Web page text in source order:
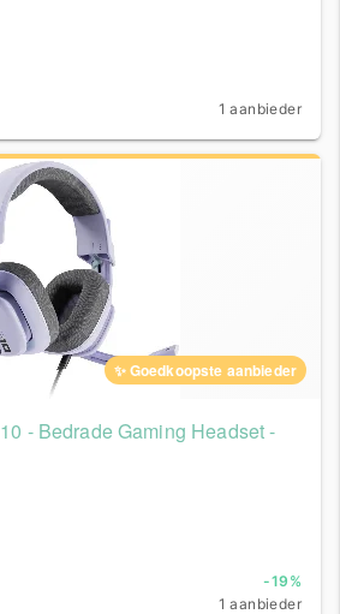
1 aanbieder
✨ Goedkoopste aanbieder
- Bedrade Gaming Headset -
-19%
1 aanbieder